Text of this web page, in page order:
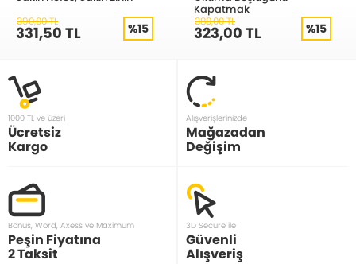
390,00 TL
331,50 TL %15
Kapatmak
380,00 TL
323,00 TL %15
1000 TL ve üzeri
Ücretsiz
Kargo
Alışverişlerinizde
Mağazadan
Değişim
Bonus, Word, Axess ve Maximum
Peşin Fiyatına
2 Taksit
3D Secure ile
Güvenli
Alışveriş